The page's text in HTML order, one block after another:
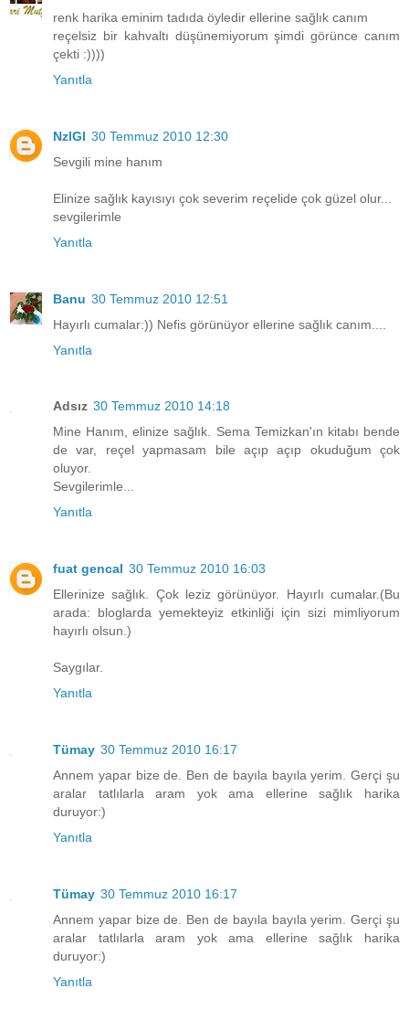
renk harika eminim tadıda öyledir ellerine sağlık canım
reçelsiz bir kahvaltı düşünemiyorum şimdi görünce canım
çekti :))))
Yanıtla
NzlGl 30 Temmuz 2010 12:30
Sevgili mine hanım
Elinize sağlık kayısıyı çok severim reçelide çok güzel olur...
sevgilerimle
Yanıtla
Banu 30 Temmuz 2010 12:51
Hayırlı cumalar:)) Nefis görünüyor ellerine sağlık canım....
Yanıtla
Adsız 30 Temmuz 2010 14:18
Mine Hanım, elinize sağlık. Sema Temizkan'ın kitabı bende
de var, reçel yapmasam bile açıp açıp okuduğum çok
oluyor.
Sevgilerimle...
Yanıtla
fuat gencal 30 Temmuz 2010 16:03
Ellerinize sağlık. Çok leziz görünüyor. Hayırlı cumalar.(Bu
arada: bloglarda yemekteyiz etkinliği için sizi mimliyorum
hayırlı olsun.)
Saygılar.
Yanıtla
Tümay 30 Temmuz 2010 16:17
Annem yapar bize de. Ben de bayıla bayıla yerim. Gerçi şu
aralar tatlılarla aram yok ama ellerine sağlık harika
duruyor:)
Yanıtla
Tümay 30 Temmuz 2010 16:17
Annem yapar bize de. Ben de bayıla bayıla yerim. Gerçi şu
aralar tatlılarla aram yok ama ellerine sağlık harika
duruyor:)
Yanıtla